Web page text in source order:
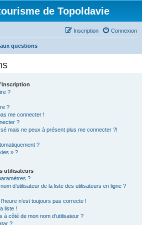
de Topoldavie
Connexion
Inscription
questions
?
?
me connecter !
?
mais ne peux à présent plus me connecter ?!
?
» ?
utilisateurs
?
d’utilisateur de la liste des utilisateurs en ligne ?
n’est toujours pas correcte !
liste !
à côté de mon nom d’utilisateur ?
?